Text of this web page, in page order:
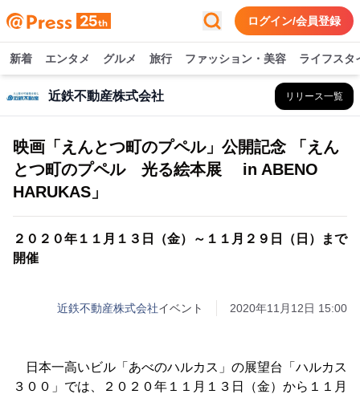
ログイン/会員登録
新着 エンタメ グルメ 旅行 ファッション・美容 ライフスタ
近鉄不動産株式会社 リリース一覧
映画「えんとつ町のプペル」公開記念 「えん
とつ町のプペル 光る絵本展 in ABENO
HARUKAS」
２０２０年１１月１３日（金）～１１月２９日（日）まで
開催
近鉄不動産株式会社イベント 2020年11月12日 15:00
日本一高いビル「あべのハルカス」の展望台「ハルカス
３００」では、２０２０年１１月１３日（金）から１１月